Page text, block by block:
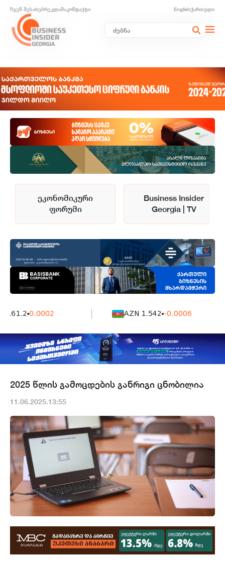
ჩვენ შესახებრეკლამაკონტაქტი Englishქართული
ეკონომიკური
ფორუმი
Business Insider
Georgia | TV
0.0002 AZN 1.542 -0.0006
2025 წლის გამოცდების განრიგი ცნობილია
11.06.2025.13:55